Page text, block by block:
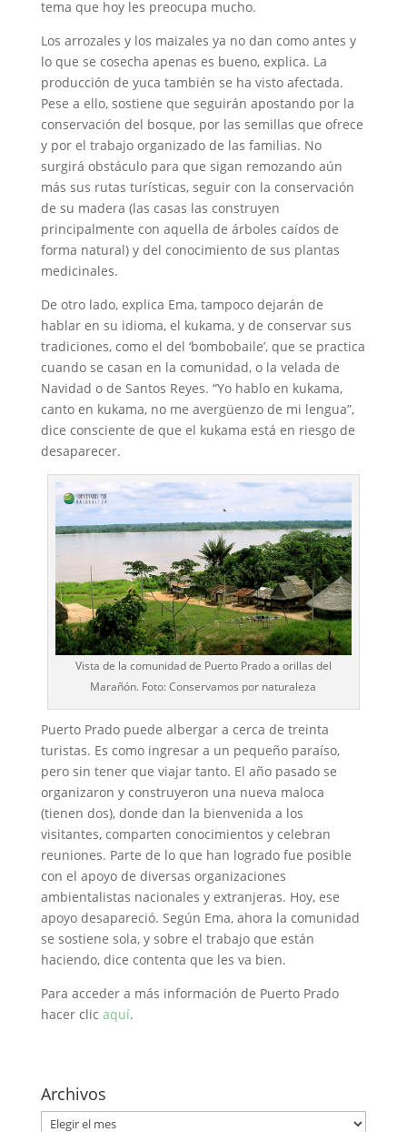
tema que hoy les preocupa mucho.
Los arrozales y los maizales ya no dan como antes y
lo que se cosecha apenas es bueno, explica. La
producción de yuca también se ha visto afectada.
Pese a ello, sostiene que seguirán apostando por la
conservación del bosque, por las semillas que ofrece
y por el trabajo organizado de las familias. No
surgirá obstáculo para que sigan remozando aún
más sus rutas turísticas, seguir con la conservación
de su madera (las casas las construyen
principalmente con aquella de árboles caídos de
forma natural) y del conocimiento de sus plantas
medicinales.
De otro lado, explica Ema, tampoco dejarán de
hablar en su idioma, el kukama, y de conservar sus
tradiciones, como el del ‘bombobaile’, que se practica
cuando se casan en la comunidad, o la velada de
Navidad o de Santos Reyes. “Yo hablo en kukama,
canto en kukama, no me avergüenzo de mi lengua”,
dice consciente de que el kukama está en riesgo de
desaparecer.
Vista de la comunidad de Puerto Prado a orillas del
Marañón. Foto: Conservamos por naturaleza
Puerto Prado puede albergar a cerca de treinta
turistas. Es como ingresar a un pequeño paraíso,
pero sin tener que viajar tanto. El año pasado se
organizaron y construyeron una nueva maloca
(tienen dos), donde dan la bienvenida a los
visitantes, comparten conocimientos y celebran
reuniones. Parte de lo que han logrado fue posible
con el apoyo de diversas organizaciones
ambientalistas nacionales y extranjeras. Hoy, ese
apoyo desapareció. Según Ema, ahora la comunidad
se sostiene sola, y sobre el trabajo que están
haciendo, dice contenta que les va bien.
Para acceder a más información de Puerto Prado
hacer clic aquí.
Archivos
Archivos